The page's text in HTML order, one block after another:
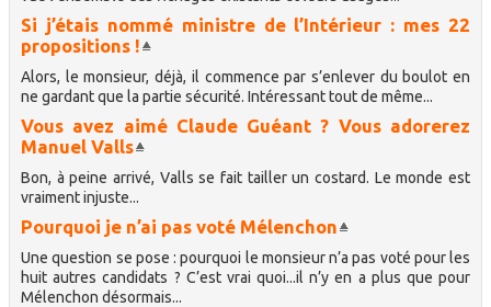
Si j’étais nommé ministre de l’Intérieur : mes 22
propositions !
Alors, le monsieur, déjà, il commence par s’enlever du boulot en
ne gardant que la partie sécurité. Intéressant tout de même...
Vous avez aimé Claude Guéant ? Vous adorerez
Manuel Valls
Bon, à peine arrivé, Valls se fait tailler un costard. Le monde est
vraiment injuste...
Pourquoi je n’ai pas voté Mélenchon
Une question se pose : pourquoi le monsieur n’a pas voté pour les
huit autres candidats ? C’est vrai quoi...il n’y en a plus que pour
Mélenchon désormais...